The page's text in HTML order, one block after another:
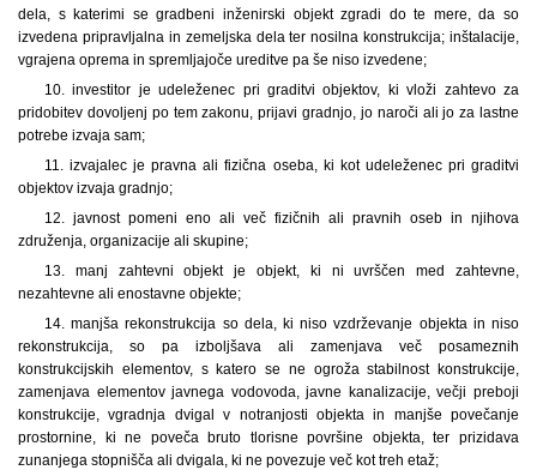
dela, s katerimi se gradbeni inženirski objekt zgradi do te mere, da so
izvedena pripravljalna in zemeljska dela ter nosilna konstrukcija; inštalacije,
vgrajena oprema in spremljajoče ureditve pa še niso izvedene;
10. investitor je udeleženec pri graditvi objektov, ki vloži zahtevo za
pridobitev dovoljenj po tem zakonu, prijavi gradnjo, jo naroči ali jo za lastne
potrebe izvaja sam;
11. izvajalec je pravna ali fizična oseba, ki kot udeleženec pri graditvi
objektov izvaja gradnjo;
12. javnost pomeni eno ali več fizičnih ali pravnih oseb in njihova
združenja, organizacije ali skupine;
13. manj zahtevni objekt je objekt, ki ni uvrščen med zahtevne,
nezahtevne ali enostavne objekte;
14. manjša rekonstrukcija so dela, ki niso vzdrževanje objekta in niso
rekonstrukcija, so pa izboljšava ali zamenjava več posameznih
konstrukcijskih elementov, s katero se ne ogroža stabilnost konstrukcije,
zamenjava elementov javnega vodovoda, javne kanalizacije, večji preboji
konstrukcije, vgradnja dvigal v notranjosti objekta in manjše povečanje
prostornine, ki ne poveča bruto tlorisne površine objekta, ter prizidava
zunanjega stopnišča ali dvigala, ki ne povezuje več kot treh etaž;